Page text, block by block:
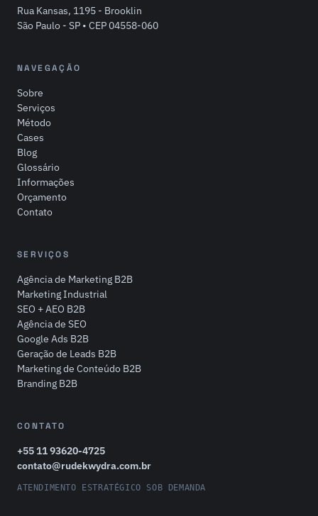
Rua Kansas, 1195 - Brooklin
São Paulo - SP • CEP 04558-060
NAVEGAÇÃO
Sobre
Serviços
Método
Cases
Blog
Glossário
Informações
Orçamento
Contato
SERVIÇOS
Agência de Marketing B2B
Marketing Industrial
SEO + AEO B2B
Agência de SEO
Google Ads B2B
Geração de Leads B2B
Marketing de Conteúdo B2B
Branding B2B
CONTATO
+55 11 93620-4725
contato@rudekwydra.com.br
ATENDIMENTO ESTRATÉGICO SOB DEMANDA